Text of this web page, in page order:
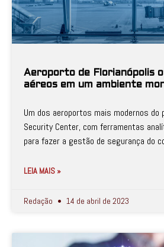
Aeroporto de Florianópolis
aéreos em um ambiente
Um dos aeroportos mais modernos do
Security Center, com ferramentas
para fazer a gestão de segurança do
LEIA MAIS »
Redação 14 de abril de 2023